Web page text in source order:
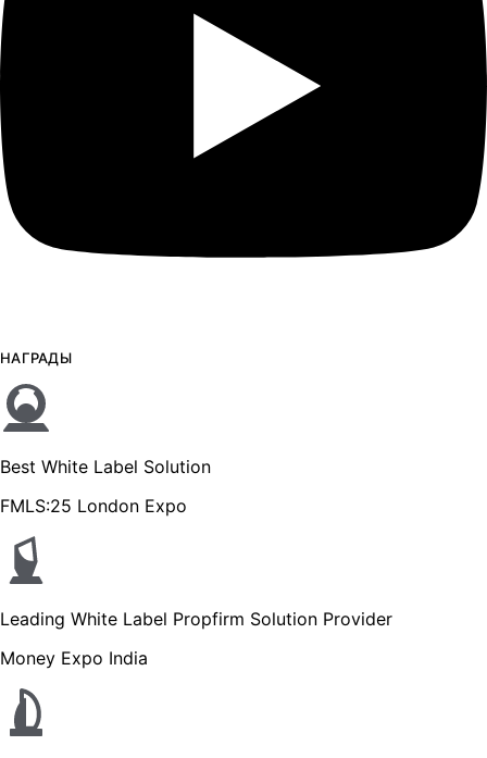
НАГРАДЫ
Best White Label Solution
FMLS:25 London Expo
Leading White Label Propfirm Solution Provider
Money Expo India